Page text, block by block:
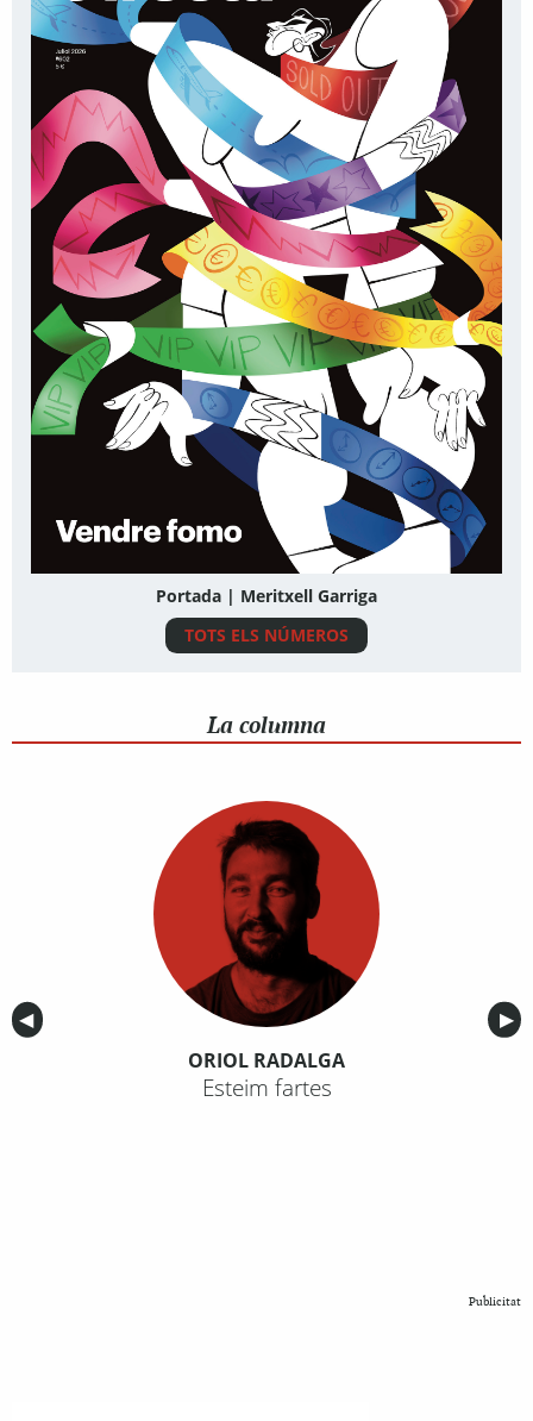
Portada | Meritxell Garriga
TOTS ELS NÚMEROS
La columna
Anterior
◀︎ ▶︎
ORIOL RADALGA
Esteim fartes
Publicitat